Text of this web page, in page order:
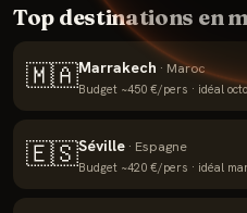
Top destinations en
🇲🇦Marrakech · Maroc
Budget ~450 €/pers · idéal
🇪🇸Séville · Espagne
Budget ~420 €/pers · idéal